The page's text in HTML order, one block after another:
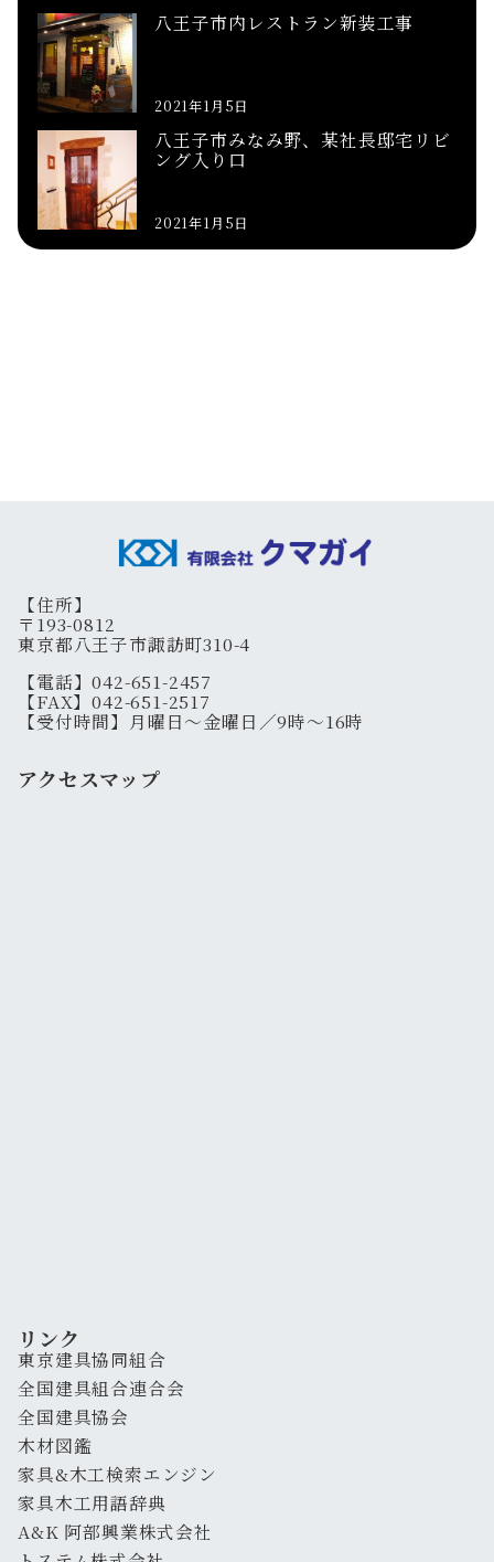
八王子市内レストラン新装工事
2021年1月5日
八王子市みなみ野、某社長邸宅リビ
ング入り口
2021年1月5日
【住所】
〒193-0812
東京都八王子市諏訪町310-4
【電話】042-651-2457
【FAX】042-651-2517
【受付時間】月曜日～金曜日／9時～16時
アクセスマップ
リンク
東京建具協同組合
全国建具組合連合会
全国建具協会
木材図鑑
家具&木工検索エンジン
家具木工用語辞典
A&K 阿部興業株式会社